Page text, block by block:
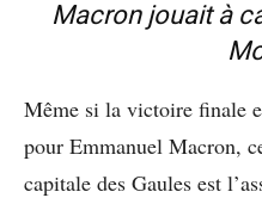
Macron jouait à
Même si la victoire finale
pour Emmanuel Macron,
capitale des Gaules est